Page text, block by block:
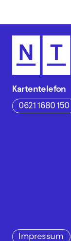
Kartentelefon
0621 1680 150
Impressum